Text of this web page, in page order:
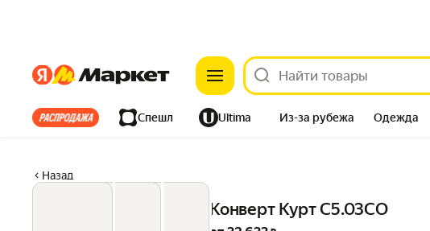
ЯндексЯндекс
Все хиты Спешл Ultima Из-за рубежа Одежда
Назад
Конверт Курт С5.03СО